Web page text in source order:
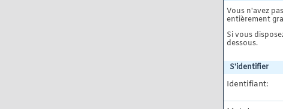
Vous n'avez
entièrement
Si vous
dessous.
S'identifier
Identifiant: